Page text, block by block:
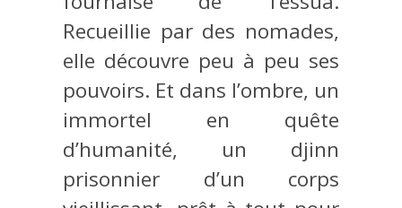
Recueillie par des nomades,
elle découvre peu à peu ses
pouvoirs. Et dans l’ombre, un
immortel en quête
d’humanité, un djinn
prisonnier d’un corps